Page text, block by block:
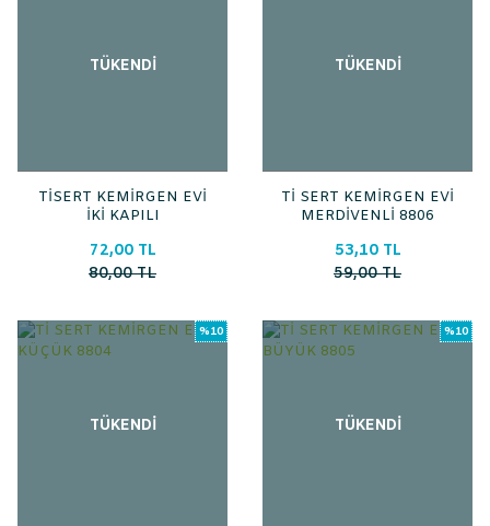
TÜKENDİ
TİSERT KEMİRGEN EVİ
İKİ KAPILI
72,00 TL
80,00 TL
TÜKENDİ
Tİ SERT KEMİRGEN EVİ
MERDİVENLİ 8806
53,10 TL
59,00 TL
%10
TÜKENDİ
%10
TÜKENDİ